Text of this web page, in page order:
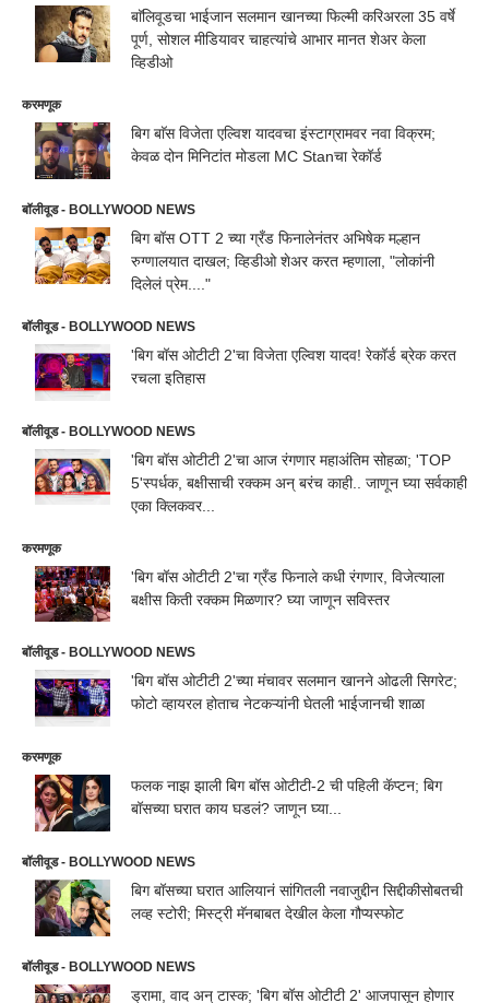
बाॅलिवूडचा भाईजान सलमान खानच्या फिल्मी करिअरला 35 वर्षे
पूर्ण, सोशल मीडियावर चाहत्यांचे आभार मानत शेअर केला
व्हि़डीओ
करमणूक
बिग बाॅस विजेता एल्विश यादवचा इंस्टाग्रामवर नवा विक्रम;
केवळ दोन मिनिटांत मोडला MC Stanचा रेकॉर्ड
बॉलीवूड - BOLLYWOOD NEWS
बिग बॉस OTT 2 च्या ग्रँड फिनालेनंतर अभिषेक मल्हान
रुग्णालयात दाखल; व्हिडीओ शेअर करत म्हणाला, "लोकांनी
दिलेलं प्रेम...."
बॉलीवूड - BOLLYWOOD NEWS
'बिग बॉस ओटीटी 2'चा विजेता एल्विश यादव! रेकॉर्ड ब्रेक करत
रचला इतिहास
बॉलीवूड - BOLLYWOOD NEWS
'बिग बॉस ओटीटी 2'चा आज रंगणार महाअंतिम सोहळा; 'TOP
5'स्पर्धक, बक्षीसाची रक्कम अन् बरंच काही.. जाणून घ्या सर्वकाही
एका क्लिकवर...
करमणूक
'बिग बॉस ओटीटी 2'चा ग्रँड फिनाले कधी रंगणार, विजेत्याला
बक्षीस किती रक्कम मिळणार? घ्या जाणून सविस्तर
बॉलीवूड - BOLLYWOOD NEWS
'बिग बॉस ओटीटी 2'च्या मंचावर सलमान खानने ओढली सिगरेट;
फोटो व्हायरल होताच नेटकऱ्यांनी घेतली भाईजानची शाळा
करमणूक
फलक नाझ झाली बिग बॉस ओटीटी-2 ची पहिली कॅप्टन; बिग
बॉसच्या घरात काय घडलं? जाणून घ्या...
बॉलीवूड - BOLLYWOOD NEWS
बिग बॉसच्या घरात आलियानं सांगितली नवाजुद्दीन सिद्दीकीसोबतची
लव्ह स्टोरी; मिस्ट्री मॅनबाबत देखील केला गौप्यस्फोट
बॉलीवूड - BOLLYWOOD NEWS
ड्रामा, वाद अन् टास्क; 'बिग बॉस ओटीटी 2' आजपासून होणार